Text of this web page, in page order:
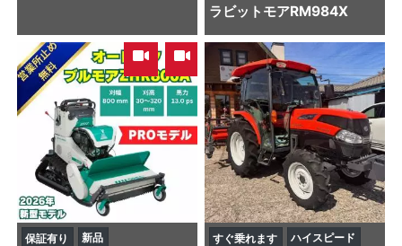
ラビットモアRM984X
,
保証有り 新品 すぐ乗れます
ハイスピード